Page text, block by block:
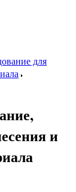
для
и